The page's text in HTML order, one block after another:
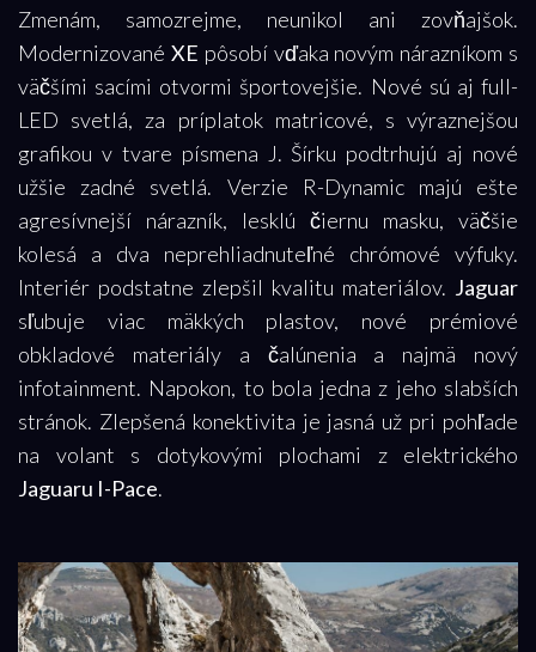
Zmenám, samozrejme, neunikol ani zovňajšok.
Modernizované XE pôsobí vďaka novým nárazníkom s
väčšími sacími otvormi športovejšie. Nové sú aj full-
LED svetlá, za príplatok matricové, s výraznejšou
grafikou v tvare písmena J. Šírku podtrhujú aj nové
užšie zadné svetlá. Verzie R-Dynamic majú ešte
agresívnejší nárazník, lesklú čiernu masku, väčšie
kolesá a dva neprehliadnuteľné chrómové výfuky.
Interiér podstatne zlepšil kvalitu materiálov. Jaguar
sľubuje viac mäkkých plastov, nové prémiové
obkladové materiály a čalúnenia a najmä nový
infotainment. Napokon, to bola jedna z jeho slabších
stránok. Zlepšená konektivita je jasná už pri pohľade
na volant s dotykovými plochami z elektrického
Jaguaru I-Pace.